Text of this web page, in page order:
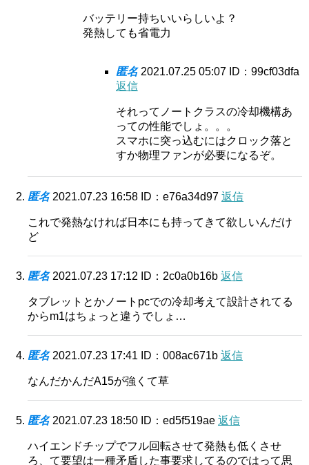
バッテリー持ちいいらしいよ？
発熱しても省電力
匿名 2021.07.25 05:07 ID：99cf03dfa
返信
それってノートクラスの冷却機構あ
っての性能でしょ。。。
スマホに突っ込むにはクロック落と
すか物理ファンが必要になるぞ。
匿名 2021.07.23 16:58 ID：e76a34d97 返信
これで発熱なければ日本にも持ってきて欲しいんだけ
ど
匿名 2021.07.23 17:12 ID：2c0a0b16b 返信
タブレットとかノートpcでの冷却考えて設計されてる
からm1はちょっと違うでしょ…
匿名 2021.07.23 17:41 ID：008ac671b 返信
なんだかんだA15が強くて草
匿名 2021.07.23 18:50 ID：ed5f519ae 返信
ハイエンドチップでフル回転させて発熱も低くさせ
ろ、て要望は一種矛盾した事要求してるのではって思